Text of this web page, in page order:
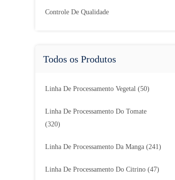
Controle De Qualidade
Todos os Produtos
Linha De Processamento Vegetal (50)
Linha De Processamento Do Tomate
(320)
Linha De Processamento Da Manga (241)
Linha De Processamento Do Citrino (47)